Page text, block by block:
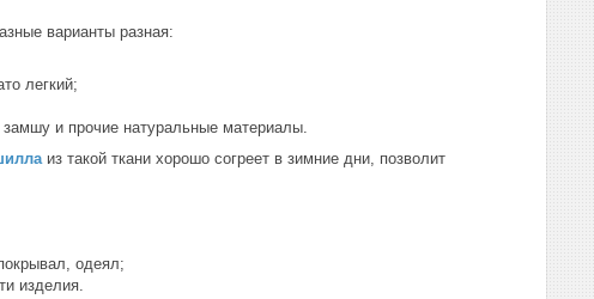
варианты разная:
легкий;
и прочие натуральные материалы.
из такой ткани хорошо согреет в зимние дни, позволит
одеял;
изделия.